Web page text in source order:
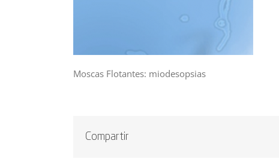
Moscas Flotantes: miodesopsias
Compartir